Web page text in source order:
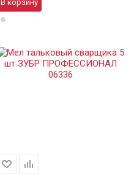
В корзину